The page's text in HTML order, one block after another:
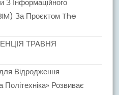
За Проєктом The
ТРАВНЯ
Відродження
Політехніка» Розвиває